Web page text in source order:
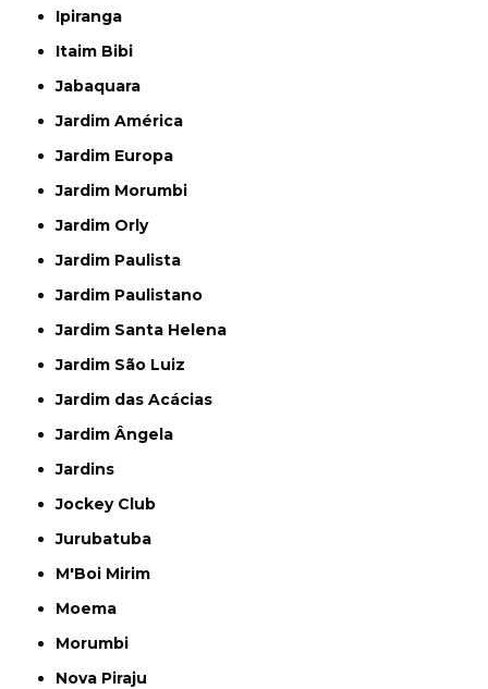
Ipiranga
Itaim Bibi
Jabaquara
Jardim América
Jardim Europa
Jardim Morumbi
Jardim Orly
Jardim Paulista
Jardim Paulistano
Jardim Santa Helena
Jardim São Luiz
Jardim das Acácias
Jardim Ângela
Jardins
Jockey Club
Jurubatuba
M'Boi Mirim
Moema
Morumbi
Nova Piraju